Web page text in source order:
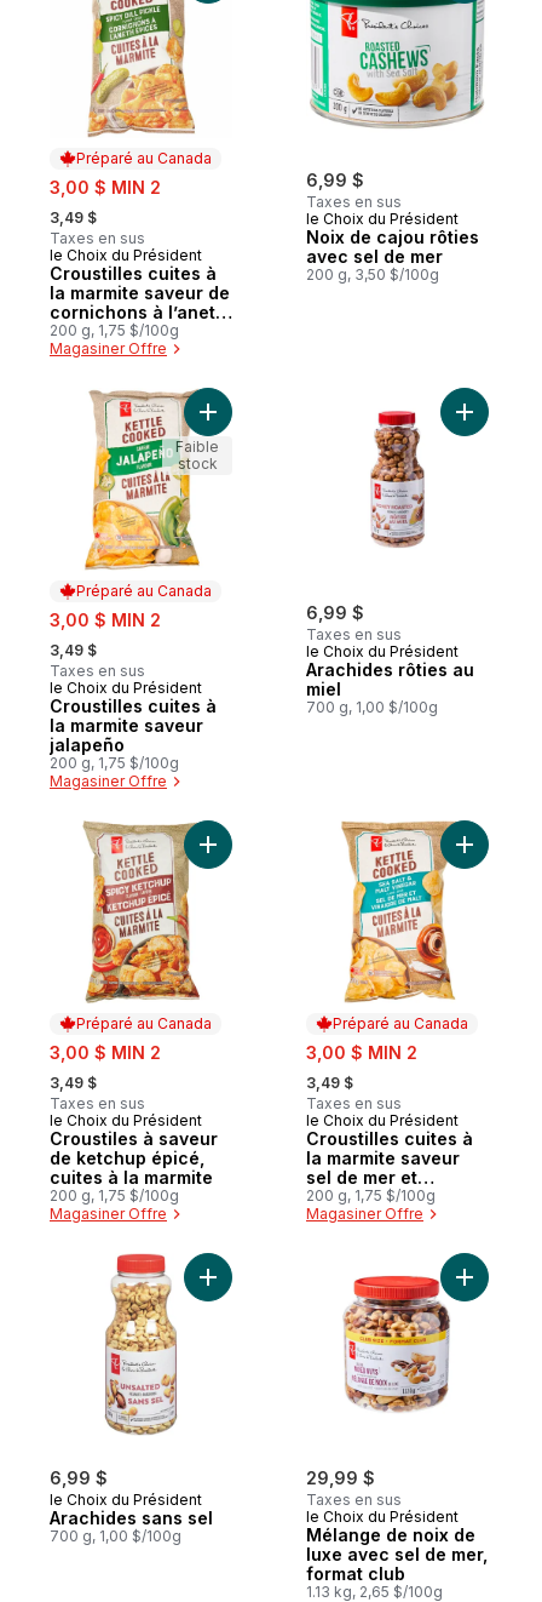
Préparé au Canada
sale:
3,00 $ MIN 2
, formerly:
3,49 $
Taxes en sus
Préparé au Canada
le Choix du Président
Croustilles cuites à
la marmite saveur de
cornichons à l’aneth
épicés
200 g, 1,75 $/100g
Magasiner Offre
6,99 $
Taxes en sus
le Choix du Président
Noix de cajou rôties
avec sel de mer
200 g, 3,50 $/100g
Préparé au Canada
sale:
3,00 $ MIN 2
, formerly:
3,49 $
Taxes en sus
Préparé au Canada
le Choix du Président
Croustilles cuites à
la marmite saveur
jalapeño
200 g, 1,75 $/100g
Magasiner Offre
Ajouter Croustilles cuites à la marmite
Faible
stock
6,99 $
Taxes en sus
le Choix du Président
Arachides rôties au
miel
700 g, 1,00 $/100g
Ajouter
Préparé au Canada
sale:
3,00 $ MIN 2
, formerly:
3,49 $
Taxes en sus
Préparé au Canada
le Choix du Président
Croustiles à saveur
de ketchup épicé,
cuites à la marmite
200 g, 1,75 $/100g
Magasiner Offre
Ajouter Croustiles à saveur de ketchup
Préparé au Canada
sale:
3,00 $ MIN 2
, formerly:
3,49 $
Taxes en sus
Préparé au Canada
le Choix du Président
Croustilles cuites à
la marmite saveur
sel de mer et
vinaigre de malt
200 g, 1,75 $/100g
Magasiner Offre
Ajouter
6,99 $
le Choix du Président
Arachides sans sel
700 g, 1,00 $/100g
Ajouter Arachides sans sel au panier
29,99 $
Taxes en sus
le Choix du Président
Mélange de noix de
luxe avec sel de mer,
format club
1.13 kg, 2,65 $/100g
Ajouter